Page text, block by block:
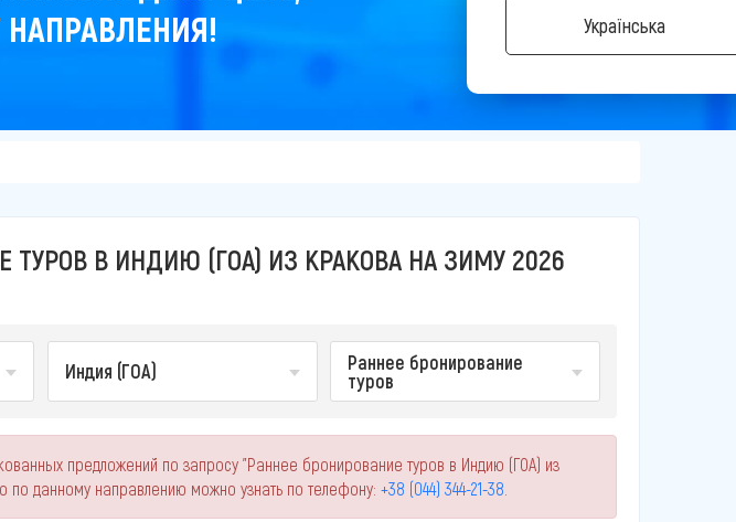
Українська
ТУРОВ В ИНДИЮ (ГОА) ИЗ КРАКОВА НА ЗИМУ 2026
Индия (ГОА) Раннее бронирование
туров
предложений по запросу "Раннее бронирование туров в Индию (ГОА) из
данному направлению можно узнать по телефону: +38 (044) 344-21-38